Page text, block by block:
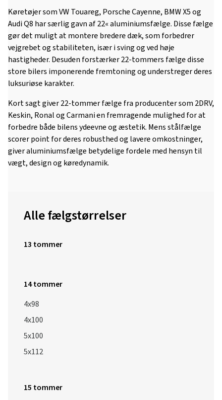
Køretøjer som VW Touareg, Porsche Cayenne, BMW X5 og
Audi Q8 har særlig gavn af 22« aluminiumsfælge. Disse fælge
gør det muligt at montere bredere dæk, som forbedrer
vejgrebet og stabiliteten, især i sving og ved høje
hastigheder. Desuden forstærker 22-tommers fælge disse
store bilers imponerende fremtoning og understreger deres
luksuriøse karakter.
Kort sagt giver 22-tommer fælge fra producenter som 2DRV,
Keskin, Ronal og Carmani en fremragende mulighed for at
forbedre både bilens ydeevne og æstetik. Mens stålfælge
scorer point for deres robusthed og lavere omkostninger,
giver aluminiumsfælge betydelige fordele med hensyn til
vægt, design og køredynamik.
Alle fælgstørrelser
13 tommer
14 tommer
4x98
4x100
5x100
5x112
15 tommer